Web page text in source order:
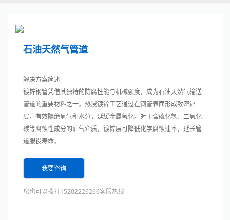
石油天然气管道
解决方案简述
镀锌钢管凭借其独特的防腐性能与机械强度，成为石油天然气输送
管道的重要材料之一。热浸镀锌工艺通过在钢管表面形成致密锌
层，有效隔绝氧气和水分，延缓金属氧化。对于含硫化氢、二氧化
碳等腐蚀性成分的油气介质，镀锌层可降低化学腐蚀速率，延长管
道服役寿命。
我要咨询
您也可以拨打15202226266客服热线